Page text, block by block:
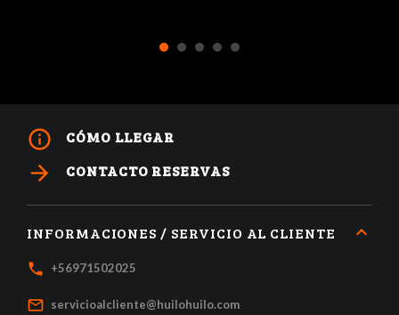
1 2 3 4 5
info_outline CÓMO LLEGAR
arrow_forward CONTACTO RESERVAS
INFORMACIONES / SERVICIO AL CLIENTE
local_phone +56971502025
mail_outline servicioalcliente@huilohuilo.com